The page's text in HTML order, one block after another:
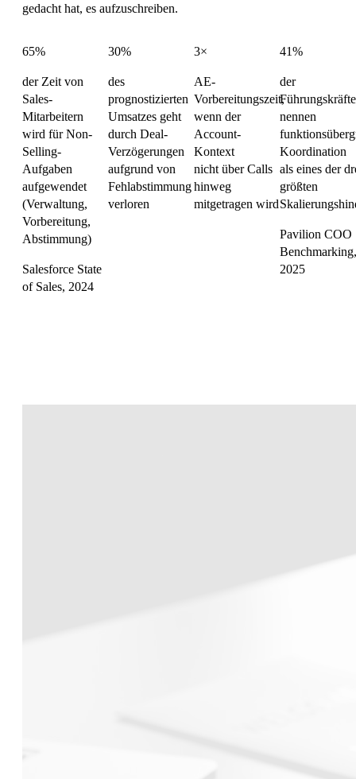
gedacht hat, es aufzuschreiben.
65%
der Zeit von
Sales-
Mitarbeitern
wird für Non-
Selling-
Aufgaben
aufgewendet
(Verwaltung,
Vorbereitung,
Abstimmung)
Salesforce State
of Sales, 2024
30%
des
prognostizierten
Umsatzes geht
durch Deal-
Verzögerungen
aufgrund von
Fehlabstimmung
verloren
3×
AE-
Vorbereitungszeit,
wenn der
Account-
Kontext
nicht über Calls
hinweg
mitgetragen wird
41%
der
Führungskräfte
nennen
Koordination
als eines der
größten
Pavilion COO
Benchmarking,
2025